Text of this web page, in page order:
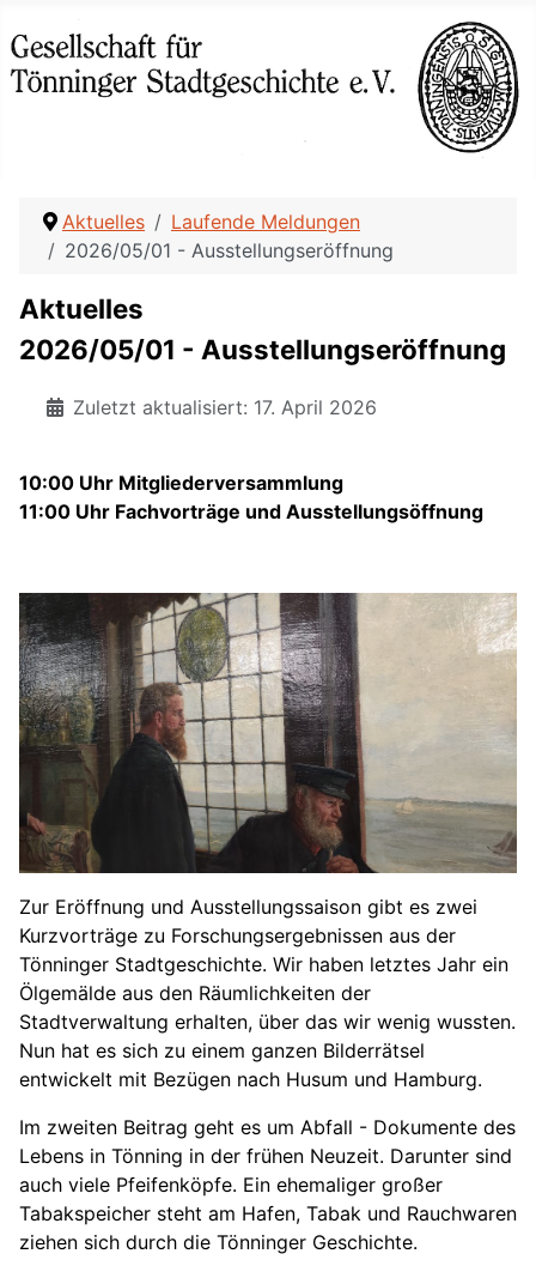
Aktuelles
Laufende Meldungen
2026/05/01 - Ausstellungseröffnung
Aktuelles
2026/05/01 - Ausstellungseröffnung
Zuletzt aktualisiert: 17. April 2026
10:00 Uhr Mitgliederversammlung
11:00 Uhr Fachvorträge und Ausstellungsöffnung
Zur Eröffnung und Ausstellungssaison gibt es zwei
Kurzvorträge zu Forschungsergebnissen aus der
Tönninger Stadtgeschichte. Wir haben letztes Jahr ein
Ölgemälde aus den Räumlichkeiten der
Stadtverwaltung erhalten, über das wir wenig wussten.
Nun hat es sich zu einem ganzen Bilderrätsel
entwickelt mit Bezügen nach Husum und Hamburg.
Im zweiten Beitrag geht es um Abfall - Dokumente des
Lebens in Tönning in der frühen Neuzeit. Darunter sind
auch viele Pfeifenköpfe. Ein ehemaliger großer
Tabakspeicher steht am Hafen, Tabak und Rauchwaren
ziehen sich durch die Tönninger Geschichte.